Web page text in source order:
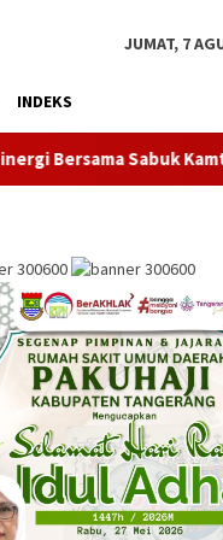
JUMAT, 7
INDEKS
Sabuk Kamtibmas,